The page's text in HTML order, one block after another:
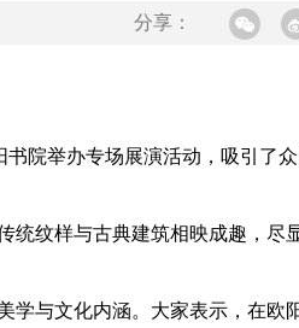
分享：
院举办专场展演活动，吸引了
纹样与古典建筑相映成趣，尽
与文化内涵。大家表示，在欧